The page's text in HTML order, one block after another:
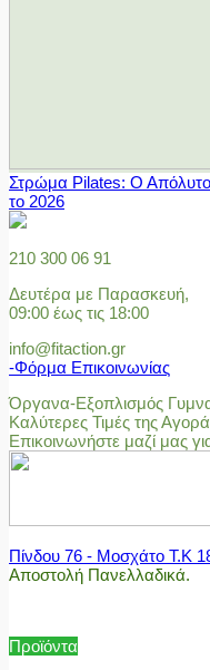
Στρώμα Pilates: Ο
το 2026
210 300 06 91
Δευτέρα με Παρασκευή,
09:00 έως τις 18:00
info@fitaction.gr
-Φόρμα Επικοινωνίας
Όργανα-Εξοπλισμός
Καλύτερες Τιμές της
Επικοινωνήστε μαζί μας
Πίνδου 76 - Μοσχάτο Τ.Κ
Αποστολή Πανελλαδικά.
Προϊόντα